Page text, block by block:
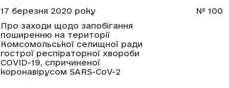
17 березня 2020 року № 100
Про заходи щодо запобігання
поширенню на території
Комсомольської селищної ради
гострої респіраторної хвороби
COVID-19, спричиненої
коронавірусом SARS-CoV-2